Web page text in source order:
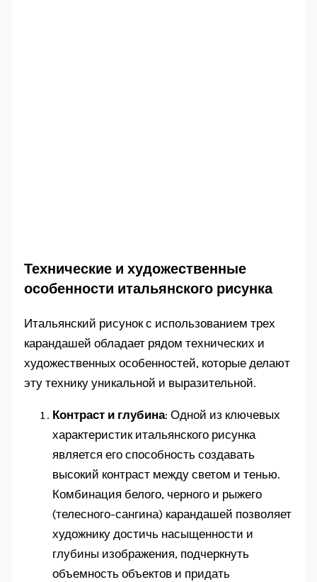
Технические и художественные
особенности итальянского рисунка
Итальянский рисунок с использованием трех
карандашей обладает рядом технических и
художественных особенностей, которые делают
эту технику уникальной и выразительной.
Контраст и глубина: Одной из ключевых
характеристик итальянского рисунка
является его способность создавать
высокий контраст между светом и тенью.
Комбинация белого, черного и рыжего
(телесного-сангина) карандашей позволяет
художнику достичь насыщенности и
глубины изображения, подчеркнуть
объемность объектов и придать